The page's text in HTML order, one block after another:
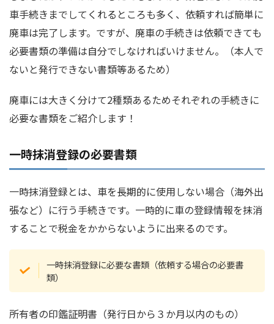
車手続きまでしてくれるところも多く、依頼すれば簡単に
廃車は完了します。ですが、廃車の手続きは依頼できても
必要書類の準備は自分でしなければいけません。（本人で
ないと発行できない書類等あるため）
廃車には大きく分けて2種類あるためそれぞれの手続きに
必要な書類をご紹介します！
一時抹消登録の必要書類
一時抹消登録とは、車を長期的に使用しない場合（海外出
張など）に行う手続きです。一時的に車の登録情報を抹消
することで税金をかからないように出来るのです。
一時抹消登録に必要な書類（依頼する場合の必要書
類）
所有者の印鑑証明書（発行日から３か月以内のもの）